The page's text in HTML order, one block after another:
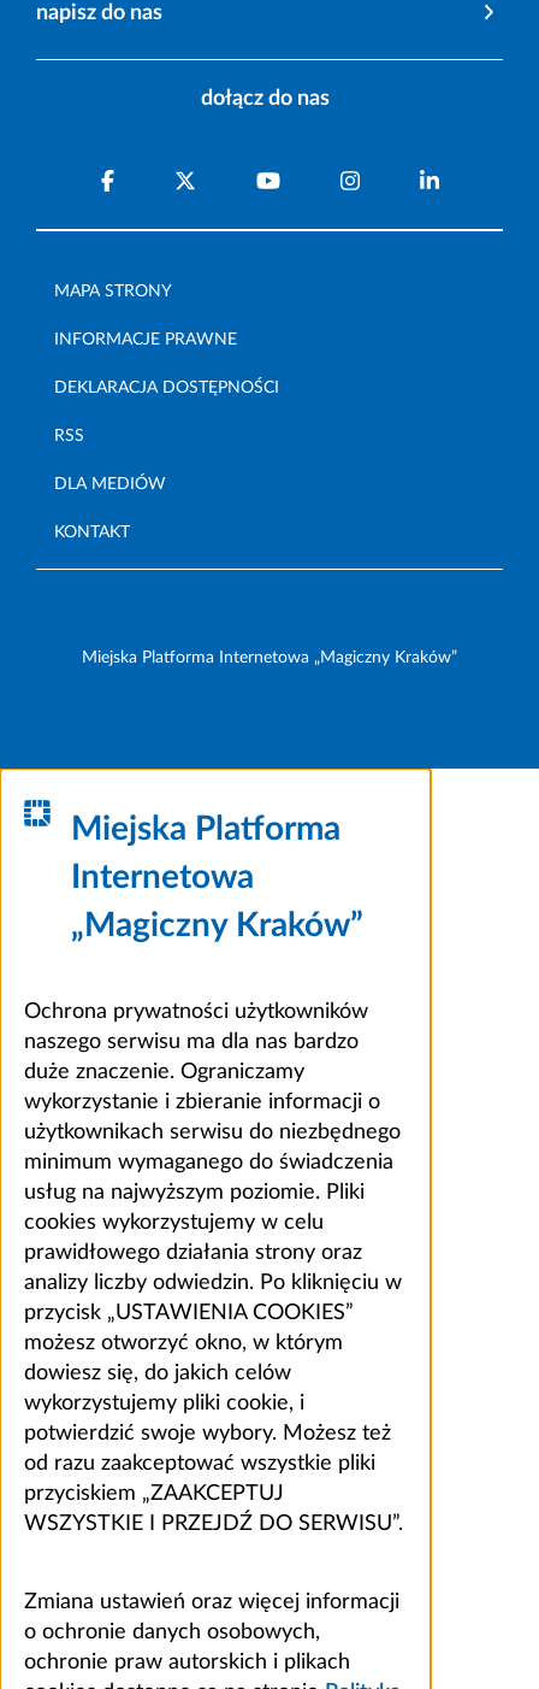
napisz do nas
dołącz do nas
MAPA STRONY
INFORMACJE PRAWNE
DEKLARACJA DOSTĘPNOŚCI
RSS
DLA MEDIÓW
KONTAKT
Miejska Platforma Internetowa „Magiczny Kraków”
Miejska Platforma
Internetowa
„Magiczny Kraków”
Ochrona prywatności użytkowników
naszego serwisu ma dla nas bardzo
duże znaczenie. Ograniczamy
wykorzystanie i zbieranie informacji o
użytkownikach serwisu do niezbędnego
minimum wymaganego do świadczenia
usług na najwyższym poziomie. Pliki
cookies wykorzystujemy w celu
prawidłowego działania strony oraz
analizy liczby odwiedzin. Po kliknięciu w
przycisk „USTAWIENIA COOKIES”
możesz otworzyć okno, w którym
dowiesz się, do jakich celów
wykorzystujemy pliki cookie, i
potwierdzić swoje wybory. Możesz też
od razu zaakceptować wszystkie pliki
przyciskiem „ZAAKCEPTUJ
WSZYSTKIE I PRZEJDŹ DO SERWISU”.
Zmiana ustawień oraz więcej informacji
o ochronie danych osobowych,
ochronie praw autorskich i plikach